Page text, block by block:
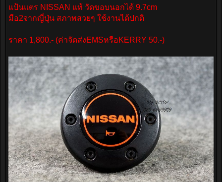
แป้นแตร NISSAN แท้ วัดขอบนอกได้ 9.7cm
มือ2จากญี่ปุ่น สภาพสวยๆ ใช้งานได้ปกติ
ราคา 1,800.- (ค่าจัดส่งEMSหรือKERRY 50.-)